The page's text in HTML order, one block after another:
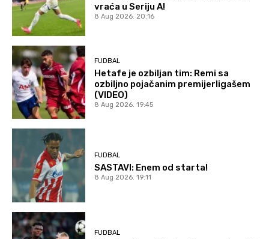
vraća u Seriju A!
8 Aug 2026. 20:16
FUDBAL
Hetafe je ozbiljan tim: Remi sa
ozbiljno pojačanim premijerligašem
(VIDEO)
8 Aug 2026. 19:45
FUDBAL
SASTAVI: Enem od starta!
8 Aug 2026. 19:11
FUDBAL